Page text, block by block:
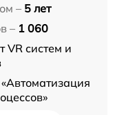
– 5 лет
– 1 060
VR систем и